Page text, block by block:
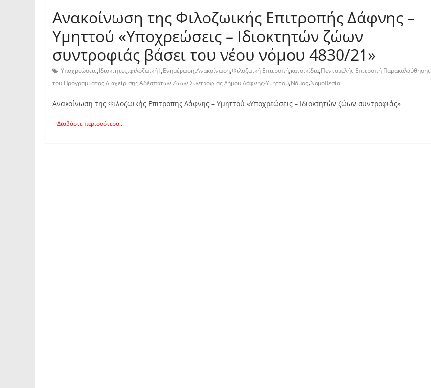
Ανακοίνωση της Φιλοζωικής Επιτροπής Δάφνης –
Υμηττού «Υποχρεώσεις – Ιδιοκτητών ζώων
συντροφιάς βάσει του νέου νόμου 4830/21»
Υποχρεώσεις,Ιδιοκτήτες,φιλοζωική1,Ενημέρωση,Ανακοίνωση,Φιλοζωική Επιτροπή,κατοικίδια,Πενταμελής Επιτροπή Παρακολούθησης
του Προγραμματος Διαχείρισης Αδέσποτων Ζωων Συντροφιάς Δήμου Δάφνης-Υμηττού,Νόμος,Νομοθεσία
Ανακοίνωση της Φιλοζωικής Επιτροπης Δάφνης – Υμηττού «Υποχρεώσεις – Ιδιοκτητών ζώων συντροφιάς»
Διαβάστε περισσότερα...